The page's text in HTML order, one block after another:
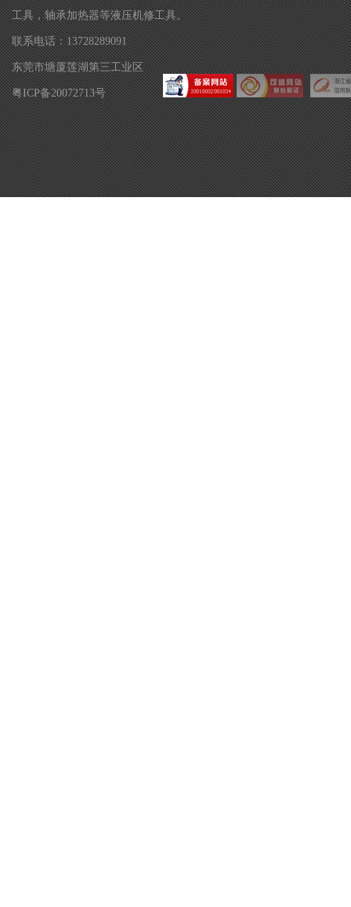
工具，轴承加热器等液压机修工具。
联系电话：13728289091
东莞市塘厦莲湖第三工业区
粤ICP备20072713号